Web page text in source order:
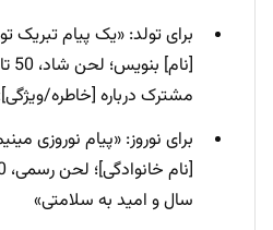
برای تولد: «یک پیام تبریک
مشترک درباره [خاطره/
برای نوروز: «پیام نوروزی
سال و امید به سلامتی»